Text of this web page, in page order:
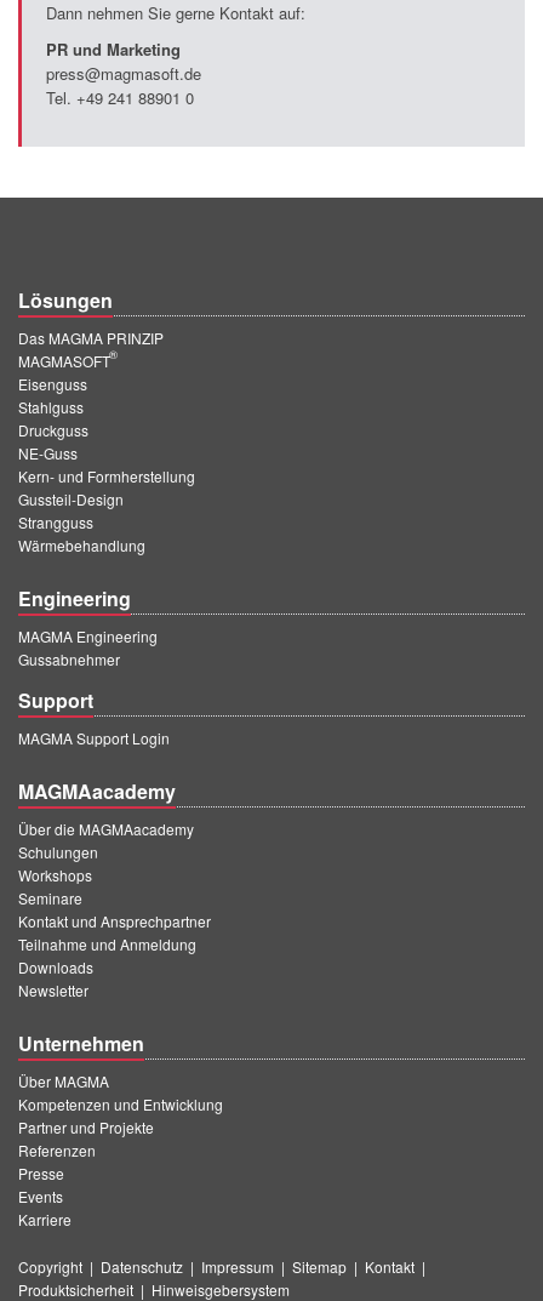
Dann nehmen Sie gerne Kontakt auf:
PR und Marketing
press@magmasoft.de
Tel. +49 241 88901 0
Lösungen
Das MAGMA PRINZIP
MAGMASOFT
®
Eisenguss
Stahlguss
Druckguss
NE-Guss
Kern- und Formherstellung
Gussteil-Design
Strangguss
Wärmebehandlung
Engineering
MAGMA Engineering
Gussabnehmer
Support
MAGMA Support Login
MAGMAacademy
Über die MAGMAacademy
Schulungen
Workshops
Seminare
Kontakt und Ansprechpartner
Teilnahme und Anmeldung
Downloads
Newsletter
Unternehmen
Über MAGMA
Kompetenzen und Entwicklung
Partner und Projekte
Referenzen
Presse
Events
Karriere
Copyright | Datenschutz | Impressum | Sitemap | Kontakt |
Produktsicherheit | Hinweisgebersystem